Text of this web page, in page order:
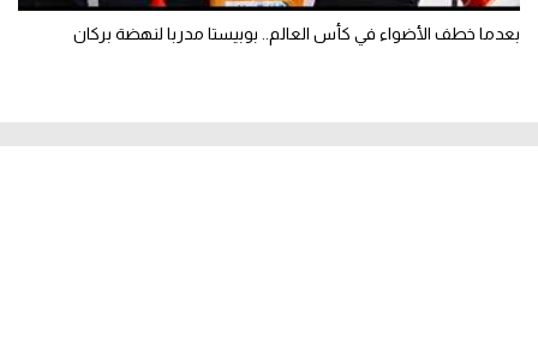
بعدما خطف الأضواء في كأس العالم.. بوبيستا مدربا لنهضة بركان